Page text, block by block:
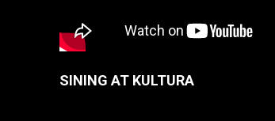
SINING AT KULTURA